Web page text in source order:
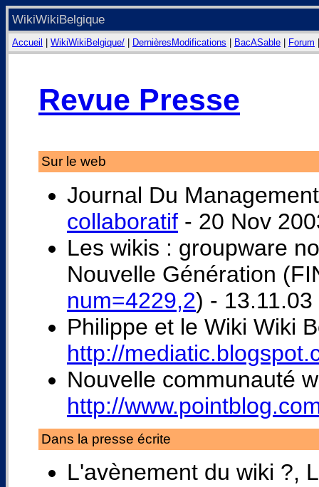
WikiWikiBelgique
Accueil WikiWikiBelgique/ DernièresModifications BacASable Forum
Revue Presse
Sur le web
Journal Du
collaboratif - 20 Nov
Les wikis : groupware
Nouvelle Génération
num=4229,2) - 13.11.03
Philippe et le Wiki Wiki
http://
Nouvelle communauté
http://
Dans la presse écrite
L'avènement du wiki ?,